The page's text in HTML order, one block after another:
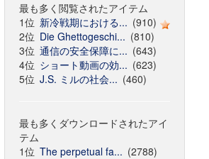
最も多く閲覧されたアイテム
1位 新冷戦期における... (910)
2位 Die Ghettogeschi... (810)
3位 通信の安全保障に... (643)
4位 ショート動画の効... (623)
5位 J.S. ミルの社会... (460)
最も多くダウンロードされたアイ
テム
1位 The perpetual fa... (2788)